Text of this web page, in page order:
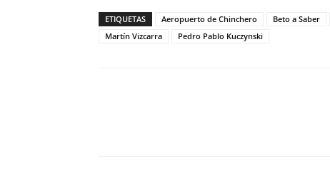
ETIQUETAS Aeropuerto de Chinchero Beto a Saber
Martín Vizcarra
Pedro Pablo Kuczynski